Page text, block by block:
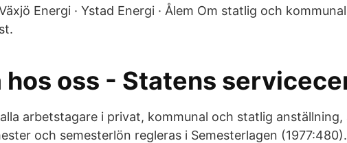
Energi · Ystad Energi · Ålem Om statlig och kommunal
hos oss - Statens
arbetstagare i privat, kommunal och statlig anställning,
och semesterlön regleras i Semesterlagen